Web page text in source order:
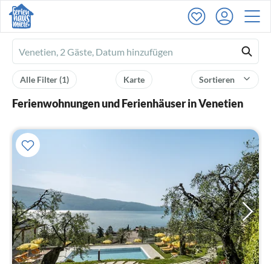
Ferienhausmiete
logo
Sortieren
Karte
Alle Filter(1)
Ferienwohnungen und Ferienhäuser in Venetien